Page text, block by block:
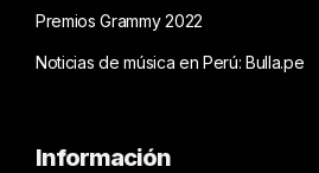
Premios Grammy 2022
Noticias de música en Perú: Bulla.pe
Información